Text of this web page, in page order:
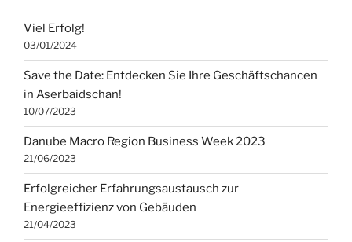
Viel Erfolg!
03/01/2024
Save the Date: Entdecken Sie Ihre Geschäftschancen
in Aserbaidschan!
10/07/2023
Danube Macro Region Business Week 2023
21/06/2023
Erfolgreicher Erfahrungsaustausch zur
Energieeffizienz von Gebäuden
21/04/2023